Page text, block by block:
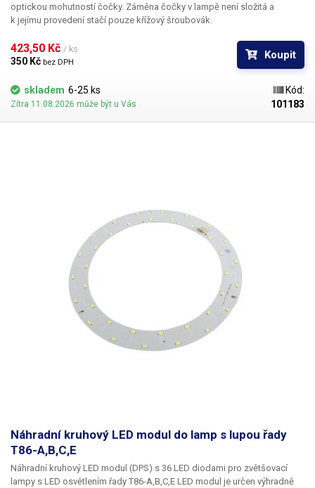
optickou mohutností čočky. Záměna čočky v lampě není složitá a
k jejímu provedení stačí pouze křížový šroubovák.
423,50 Kč / ks
350 Kč bez DPH
Koupit
skladem 6-25 ks
Zítra 11.08.2026 může být u Vás
Kód:
101183
Náhradní kruhový LED modul do lamp s lupou řady
T86-A,B,C,E
Náhradní kruhový LED modul (DPS) s 36 LED diodami pro zvětšovací
lampy s LED osvětlením řady T86-A,B,C,E LED modul je určen výhradně